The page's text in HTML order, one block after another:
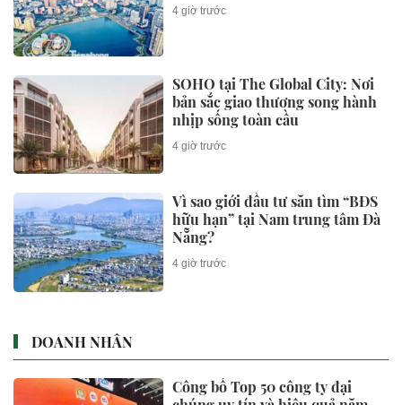
4 giờ trước
SOHO tại The Global City: Nơi
bản sắc giao thương song hành
nhịp sống toàn cầu
4 giờ trước
Vì sao giới đầu tư săn tìm “BĐS
hữu hạn” tại Nam trung tâm Đà
Nẵng?
4 giờ trước
DOANH NHÂN
Công bố Top 50 công ty đại